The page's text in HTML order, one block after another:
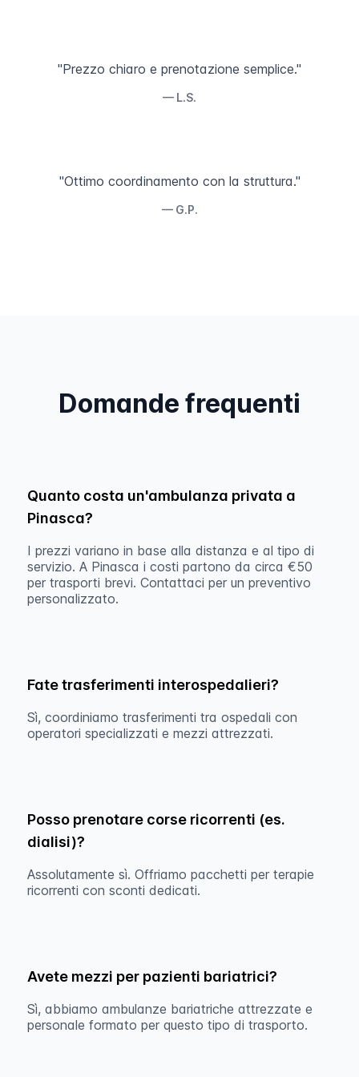
"Prezzo chiaro e prenotazione semplice."
— L.S.
"Ottimo coordinamento con la struttura."
— G.P.
Domande frequenti
Quanto costa un'ambulanza privata a
Pinasca?
I prezzi variano in base alla distanza e al tipo di
servizio. A Pinasca i costi partono da circa €50
per trasporti brevi. Contattaci per un preventivo
personalizzato.
Fate trasferimenti interospedalieri?
Sì, coordiniamo trasferimenti tra ospedali con
operatori specializzati e mezzi attrezzati.
Posso prenotare corse ricorrenti (es.
dialisi)?
Assolutamente sì. Offriamo pacchetti per terapie
ricorrenti con sconti dedicati.
Avete mezzi per pazienti bariatrici?
Sì, abbiamo ambulanze bariatriche attrezzate e
personale formato per questo tipo di trasporto.